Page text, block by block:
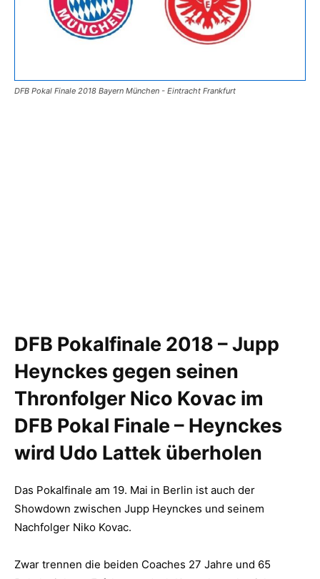
DFB Pokal Finale 2018 Bayern München - Eintracht Frankfurt
DFB Pokalfinale 2018 – Jupp
Heynckes gegen seinen
Thronfolger Nico Kovac im
DFB Pokal Finale – Heynckes
wird Udo Lattek überholen
Das Pokalfinale am 19. Mai in Berlin ist auch der
Showdown zwischen Jupp Heynckes und seinem
Nachfolger Niko Kovac.
Zwar trennen die beiden Coaches 27 Jahre und 65